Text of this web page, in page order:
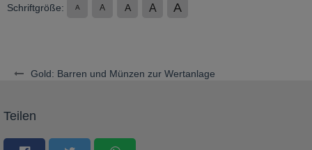
Gold: Barren und Münzen zur Wertanlage
Schriftgröße: A A A A A
Teilen